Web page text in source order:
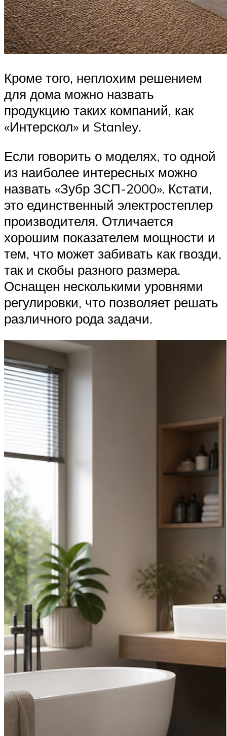
Кроме того, неплохим решением
для дома можно назвать
продукцию таких компаний, как
«Интерскол» и Stanley.
Если говорить о моделях, то одной
из наиболее интересных можно
назвать «Зубр ЗСП-2000». Кстати,
это единственный электростеплер
производителя. Отличается
хорошим показателем мощности и
тем, что может забивать как гвозди,
так и скобы разного размера.
Оснащен несколькими уровнями
регулировки, что позволяет решать
различного рода задачи.